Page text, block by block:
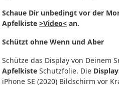
Schaue Dir unbedingt vor der
Apfelkiste >Video< an.
Schützt ohne Wenn und Aber
Schütze das Display von Deinem
Apfelkiste Schutzfolie. Die
iPhone SE (2020) Bildschirm vor